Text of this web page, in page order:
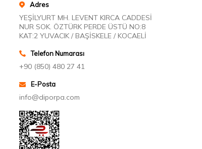
Adres
YEŞİLYURT MH. LEVENT KIRCA CADDESİ
NUR SOK. ÖZTÜRK PERDE ÜSTÜ NO:8
KAT:2 YUVACIK / BAŞİSKELE / KOCAELİ
Telefon Numarası
+90 (850) 480 27 41
E-Posta
info@diporpa.com